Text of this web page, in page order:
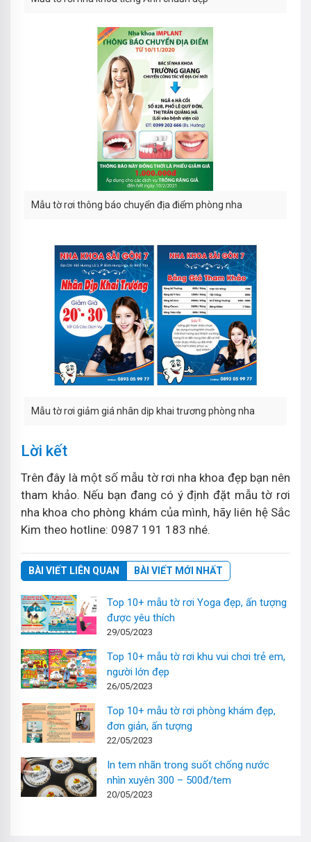
Mẫu tờ rơi thông báo chuyển địa điểm phòng nha
Mẫu tờ rơi giảm giá nhân dịp khai trương phòng nha
Lời kết
Trên đây là một số mẫu tờ rơi nha khoa đẹp bạn nên
tham khảo. Nếu bạn đang có ý định đặt mẫu tờ rơi
nha khoa cho phòng khám của mình, hãy liên hệ Sắc
Kim theo hotline: 0987 191 183 nhé.
BÀI VIẾT LIÊN QUAN BÀI VIẾT MỚI NHẤT
Top 10+ mẫu tờ rơi Yoga đẹp, ấn tượng
được yêu thích
29/05/2023
Top 10+ mẫu tờ rơi khu vui chơi trẻ em,
người lớn đẹp
26/05/2023
Top 10+ mẫu tờ rơi phòng khám đẹp,
đơn giản, ấn tượng
22/05/2023
In tem nhãn trong suốt chống nước
nhìn xuyên 300 – 500đ/tem
20/05/2023